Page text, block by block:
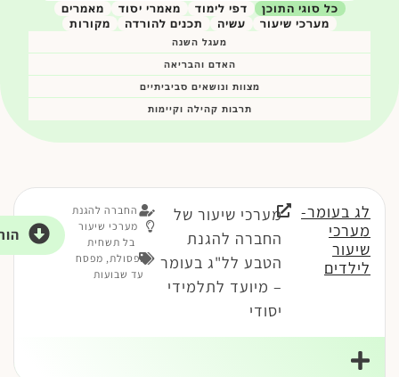
דפי לימוד מאמרי יסוד
מאמרים
מערכי שיעור
עשיה תכנים להורדה מקורות
כל סוגי התוכן
מעגל השנה
האדם והבריאה
מצוות ונושאים סביביתיים
תרבות קהילה וקיימות
לג בעומר-
מערכי
שיעור
לילדים
מערכי שיעור של
החברה להגנת
הטבע לל"ג בעומר
– מיועד לתלמידי
יסודי
החברה להגנת
מערכי שיעור
בל תשחית
ופסולת, מפסח
עד שבועות